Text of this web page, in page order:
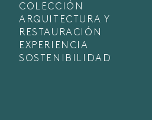
COLECCIÓN
ARQUITECTURA Y
RESTAURACIÓN
EXPERIENCIA
SOSTENIBILIDAD